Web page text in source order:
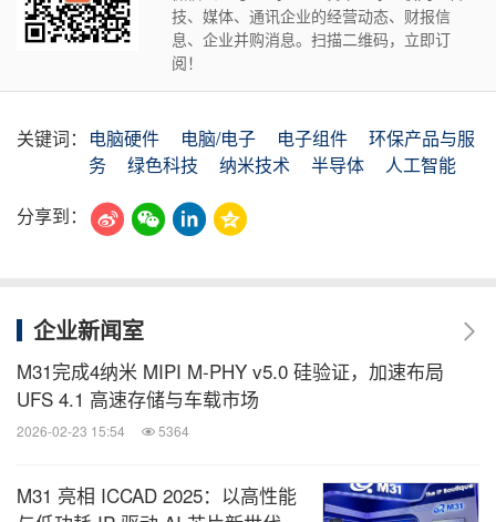
技、媒体、通讯企业的经营动态、财报信
息、企业并购消息。扫描二维码，立即订
阅！
关键词： 电脑硬件 电脑/电子 电子组件
环保产品与服
务
绿色科技 纳米技术 半导体
人工智能
分享到：
企业新闻室
M31完成4纳米 MIPI M-PHY v5.0 硅验证，加速布局
UFS 4.1 高速存储与车载市场
2026-02-23 15:54 5364
M31 亮相 ICCAD 2025：以高性能